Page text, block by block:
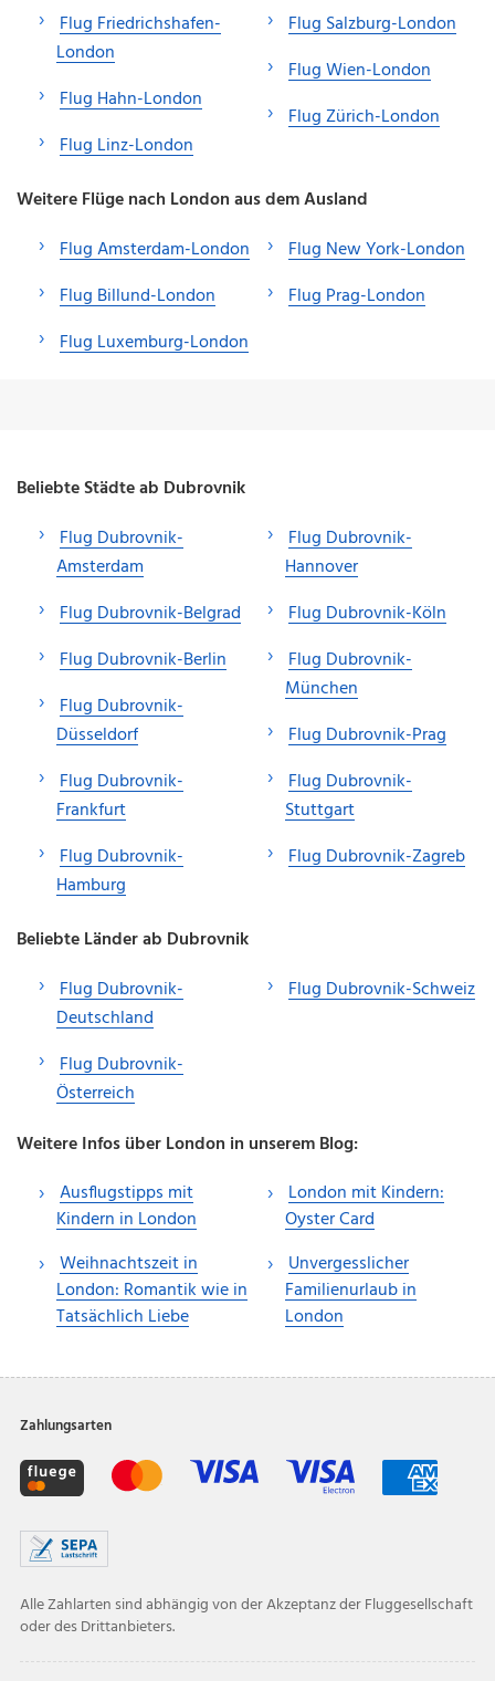
Flug Friedrichshafen-
London
Flug Hahn-London
Flug Linz-London
Flug Salzburg-London
Flug Wien-London
Flug Zürich-London
Weitere Flüge nach London aus dem Ausland
Flug Amsterdam-London
Flug Billund-London
Flug Luxemburg-London
Flug New York-London
Flug Prag-London
Beliebte Städte ab Dubrovnik
Flug Dubrovnik-
Amsterdam
Flug Dubrovnik-Belgrad
Flug Dubrovnik-Berlin
Flug Dubrovnik-
Düsseldorf
Flug Dubrovnik-
Frankfurt
Flug Dubrovnik-
Hamburg
Flug Dubrovnik-
Hannover
Flug Dubrovnik-Köln
Flug Dubrovnik-
München
Flug Dubrovnik-Prag
Flug Dubrovnik-
Stuttgart
Flug Dubrovnik-Zagreb
Beliebte Länder ab Dubrovnik
Flug Dubrovnik-
Deutschland
Flug Dubrovnik-
Österreich
Flug Dubrovnik-Schweiz
Weitere Infos über London in unserem Blog:
Ausflugstipps mit
Kindern in London
Weihnachtszeit in
London: Romantik wie in
Tatsächlich Liebe
London mit Kindern:
Oyster Card
Unvergesslicher
Familienurlaub in
London